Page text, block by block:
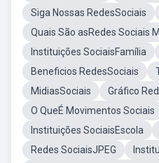
Siga Nossas RedesSociais
Quais São asRedes Sociais
Instituições SociaisFamília
Beneficios RedesSociais
MidiasSociais
Gráfico
O QueÉ Movimentos Sociais
Instituições SociaisEscola
Redes SociaisJPEG